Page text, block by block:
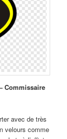
Commissaire
avec de très
velours comme